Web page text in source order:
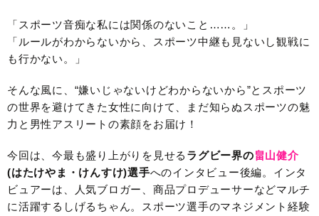
「スポーツ音痴な私には関係のないこと……。」
「ルールがわからないから、スポーツ中継も見ないし観戦に
も行かない。」
そんな風に、“嫌いじゃないけどわからないから”とスポーツ
の世界を避けてきた女性に向けて、まだ知らぬスポーツの魅
力と男性アスリートの素顔をお届け！
今回は、今最も盛り上がりを見せる ラグビー界の畠山健介
(はたけやま・けんすけ)選手へのインタビュー後編。インタ
ビュアーは、人気ブロガー、商品プロデューサーなどマルチ
に活躍するしげるちゃん。スポーツ選手のマネジメント経験